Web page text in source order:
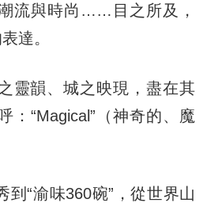
流與時尚……目之所及，
達。
韻、城之映現，盡在其
：“Magical”（神奇的、魔
“渝味360碗”，從世界山